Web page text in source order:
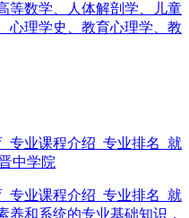
等数学、人体解剖学、儿童
心理学史、教育心理学、教
专业课程介绍_专业排名_就
中学院
专业课程介绍_专业排名_就
养和系统的专业基础知识，